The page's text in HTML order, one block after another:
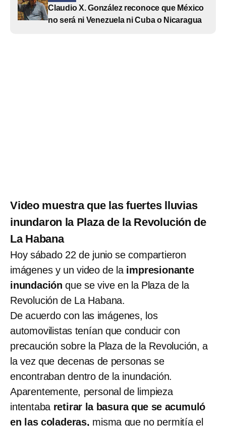
Claudio X. González reconoce que México
no será ni Venezuela ni Cuba o Nicaragua
Video muestra que las fuertes lluvias
inundaron la Plaza de la Revolución de
La Habana
Hoy sábado 22 de junio se compartieron
imágenes y un video de la impresionante
inundaciónque se vive en la Plaza de la
Revolución de La Habana.
De acuerdo con las imágenes, los
automovilistas tenían que conducir con
precaución sobre la Plaza de la Revolución, a
la vez que decenas de personas se
encontraban dentro de la inundación.
Aparentemente, personal de limpieza
intentaba retirar la basura que se acumuló
en las coladeras, misma que no permitía el